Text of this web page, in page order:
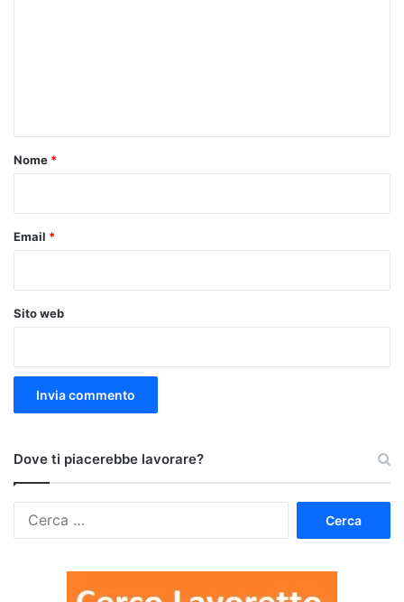
o
Nome *
Email *
Sito web
Dove ti piacerebbe lavorare?